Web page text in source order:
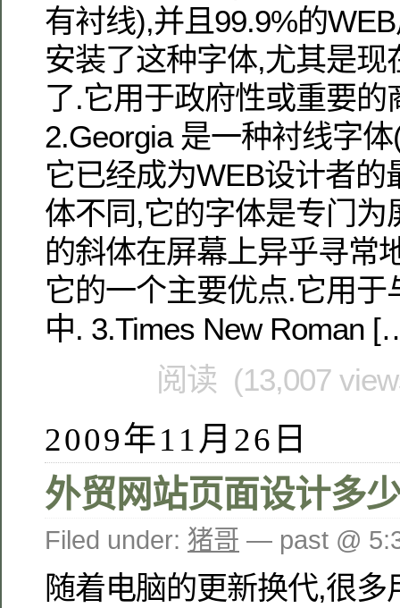
有衬线),并且99.9%的
安装了这种字体,尤其是现
了.它用于政府性或重要的
2.Georgia 是一种衬线字
它已经成为WEB设计者的
体不同,它的字体是专门为
的斜体在屏幕上异乎寻常
它的一个主要优点.它用于
中. 3.Times New Roman
阅读 (13,007
2009年11月26日
外贸网站页面设计多
Filed under: 猪哥 — past @
随着电脑的更新换代,很